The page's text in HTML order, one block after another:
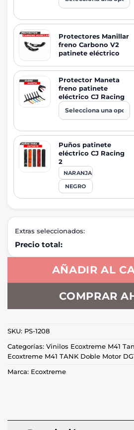
Protectores Manillar
freno Carbono V2
patinete eléctrico
Protector Maneta
freno patinete
eléctrico CJ Racing
Puños patinete
eléctrico CJ Racing
2
NARANJA
NEGRO
Extras seleccionados:
Precio total:
AÑADIR AL
COMPRAR
SKU: PS-1208
Categorías: Vinilos Ecoxtreme M41
Ecoxtreme M41 TANK Doble Motor
Marca: Ecoxtreme